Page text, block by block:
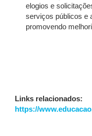
elogios e
serviços públicos e
promovendo
Links relacionados:
https://